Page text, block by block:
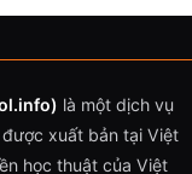
là một dịch vụ
xuất bản tại Việt
học thuật của Việt